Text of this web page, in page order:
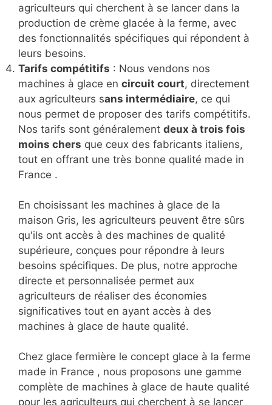
agriculteurs qui cherchent à se lancer dans la
production de crème glacée à la ferme, avec
des fonctionnalités spécifiques qui répondent à
leurs besoins.
Tarifs compétitifs : Nous vendons nos
machines à glace en circuit court, directement
aux agriculteurs sans intermédiaire, ce qui
nous permet de proposer des tarifs compétitifs.
Nos tarifs sont généralement deux à trois fois
moins chers que ceux des fabricants italiens,
tout en offrant une très bonne qualité made in
France .
En choisissant les machines à glace de la
maison Gris, les agriculteurs peuvent être sûrs
qu'ils ont accès à des machines de qualité
supérieure, conçues pour répondre à leurs
besoins spécifiques. De plus, notre approche
directe et personnalisée permet aux
agriculteurs de réaliser des économies
significatives tout en ayant accès à des
machines à glace de haute qualité.
Chez glace fermière le concept glace à la ferme
made in France , nous proposons une gamme
complète de machines à glace de haute qualité
pour les agriculteurs qui cherchent à se lancer